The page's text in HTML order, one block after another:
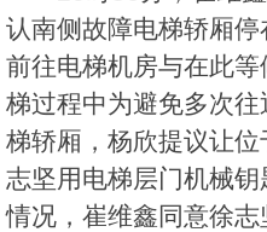
认南侧故障电梯轿厢
前往电梯机房与在此
梯过程中为避免多次
梯轿厢，杨欣提议让
志坚用电梯层门机械
情况，崔维鑫同意徐